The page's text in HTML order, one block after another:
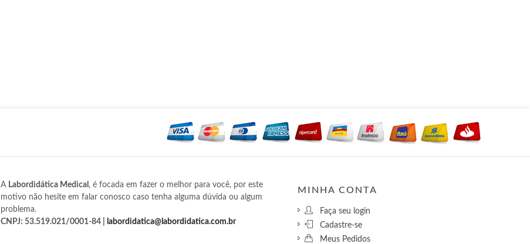
A Labordidática Medical , é focada em fazer o melhor para você, por este
motivo não hesite em falar conosco caso tenha alguma dúvida ou algum
problema.
CNPJ: 53.519.021/0001-84 |
labordidatica@labordidatica.com.br
MINHA CONTA
Faça seu login
Cadastre-se
Meus Pedidos